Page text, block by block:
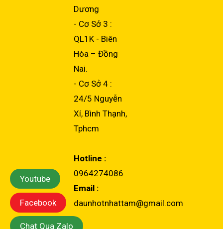
Dương
- Cơ Sở 3 :
QL1K - Biên
Hòa – Đồng
Nai.
- Cơ Sở 4 :
24/5 Nguyễn
Xí, Bình Thạnh,
Tphcm
Hotline :
0964274086
Email :
daunhotnhattam@gmail.com
Youtube
Facebook
Chat Qua Zalo